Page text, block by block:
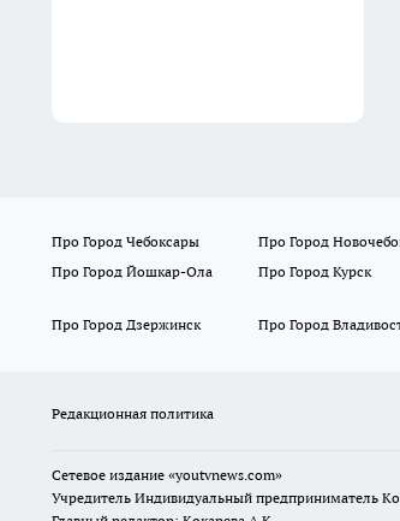
Про Город Чебоксары Про Город
Про Город Йошкар-Ола
Про Город Курск
Про Город Дзержинск
Про Город
Редакционная политика
Сетевое издание «youtvnews.com»
Учредитель Индивидуальный предприниматель